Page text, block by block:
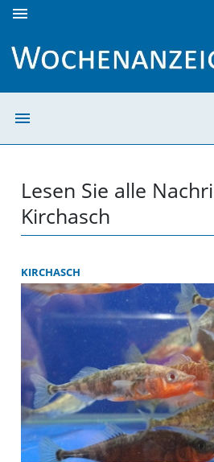
menu
menu
Lesen Sie alle
Kirchasch
KIRCHASCH